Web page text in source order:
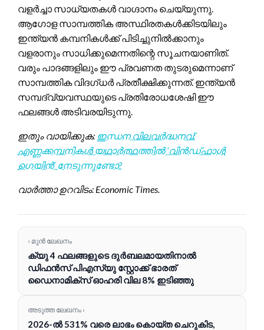
വളർച്ചാ സാധ്യതകൾ വാഗ്ദാനം ചെയ്യുന്നു.
ആഗോള സാമ്പത്തിക അസ്ഥിരതകൾക്കിടയിലും
ഇന്ത്യൻ കമ്പനികൾക്ക് പിടിച്ചുനിൽക്കാനും
വളരാനും സാധിക്കുമെന്നതിന്റെ സൂചനയാണിത്.
വരും പാദങ്ങളിലും ഈ പ്രവണത തുടരുമെന്നാണ്
സാമ്പത്തിക വിദഗ്ധർ പ്രതീക്ഷിക്കുന്നത്. ഇന്ത്യൻ
സമ്പദ്‌വ്യവസ്ഥയുടെ പ്രതിരോധശേഷി ഈ
ഫലങ്ങൾ അടിവരയിടുന്നു.
ഇതും വായിക്കുക: ഇന്ധന വിലവർദ്ധനവ്:
എണ്ണക്കമ്പനികൾ യഥാർത്ഥത്തിൽ ‘വിൻഡ്‌ഫാൾ
ഗെയിൻ’ നേടുന്നുണ്ടോ?
വാർത്താ ഉറവിടം: Economic Times.
‹ മുൻ ലേഖനം
ക്യു 4 ഫലങ്ങളുടെ ദുർബലമായതിനാൽ
ഡിഫൻസ് പിഎസ്‌യു സ്റ്റോക്ക് ഭാരത്
ഡൈനാമിക്‌സ് ഓഹരി വില 8% ഇടിഞ്ഞു
അടുത്ത ലേഖനം ›
2026-ൽ 531% വരെ ലാഭം കൊയ്ത ചെറുകിട,